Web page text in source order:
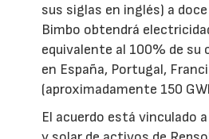
sus siglas en inglés) a
Bimbo obtendrá
equivalente al 100% de su
en España, Portugal,
(aproximadamente 150
El acuerdo está vinculado